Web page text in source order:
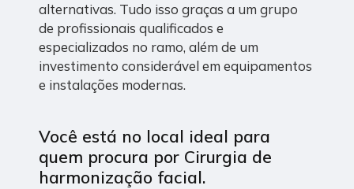
alternativas. Tudo isso graças a um grupo
de profissionais qualificados e
especializados no ramo, além de um
investimento considerável em equipamentos
e instalações modernas.
Você está no local ideal para
quem procura por Cirurgia de
harmonização facial.